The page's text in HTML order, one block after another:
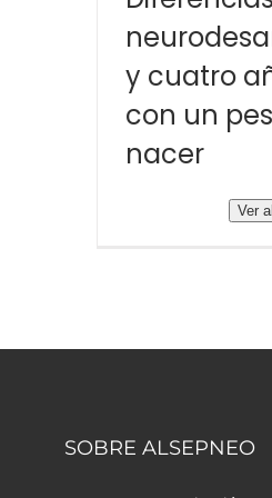
y cuatro
con un
nacer
Ver
SOBRE ALSEPNEO